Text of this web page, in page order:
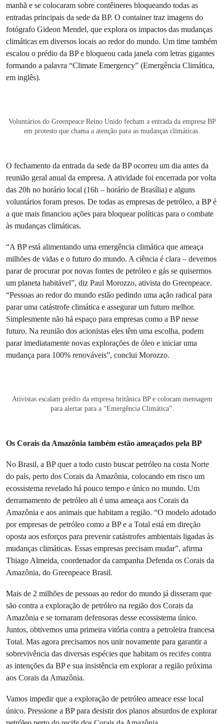
manhã e se colocaram sobre contêineres bloqueando todas as
entradas principais da sede da BP. O container traz imagens do
fotógrafo Gideon Mendel, que explora os impactos das mudanças
climáticas em diversos locais ao redor do mundo. Um time também
escalou o prédio da BP e bloqueou cada janela com letras gigantes
formando a palavra “Climate Emergency” (Emergência Climática,
em inglês).
Voluntários do Greenpeace Reino Unido fecham a entrada da empresa BP
em protesto que chama a atenção para as mudanças climáticas.
O fechamento da entrada da sede da BP ocorreu um dia antes da
reunião geral anual da empresa. A atividade foi encerrada por volta
das 20h no horário local (16h – horário de Brasília) e alguns
voluntários foram presos. De todas as empresas de petróleo, a BP é
a que mais financiou ações para bloquear políticas para o combate
às mudanças climáticas.
“A BP está alimentando uma emergência climática que ameaça
milhões de vidas e o futuro do mundo. A ciência é clara – devemos
parar de procurar por novas fontes de petróleo e gás se quisermos
um planeta habitável”, diz Paul Morozzo, ativista do Greenpeace.
“Pessoas ao redor do mundo estão pedindo uma ação radical para
parar uma catástrofe climática e assegurar um futuro melhor.
Simplesmente não há espaço para empresas como a BP nesse
futuro. Na reunião dos acionistas eles têm uma escolha, podem
parar imediatamente novas explorações de óleo e iniciar uma
mudança para 100% renováveis”, conclui Morozzo.
Ativistas escalam prédio da empresa britânica BP e colocam mensagem
para alertar para a “Emergência Climática”.
Os Corais da Amazônia também estão ameaçados pela BP
No Brasil, a BP quer a todo custo buscar petróleo na costa Norte
do país, perto dos Corais da Amazônia, colocando em risco um
ecossistema revelado há pouco tempo e único no mundo. Um
derramamento de petróleo ali é uma ameaça aos Corais da
Amazônia e aos animais que habitam a região. “O modelo adotado
por empresas de petróleo como a BP e a Total está em direção
oposta aos esforços para prevenir catástrofes ambientais ligadas às
mudanças climáticas. Essas empresas precisam mudar”, afirma
Thiago Almeida, coordenador da campanha Defenda os Corais da
Amazônia, do Greenpeace Brasil.
Mais de 2 milhões de pessoas ao redor do mundo já disseram que
são contra a exploração de petróleo na região dos Corais da
Amazônia e se tornaram defensoras desse ecossistema único.
Juntos, obtivemos uma primeira vitória contra a petroleira francesa
Total. Mas agora precisamos nos unir novamente para garantir a
sobrevivência das diversas espécies que habitam os recifes contra
as intenções da BP e sua insistência em explorar a região próxima
aos Corais da Amazônia.
Vamos impedir que a exploração de petróleo ameace esse local
único. Pressione a BP para desistir dos planos absurdos de explorar